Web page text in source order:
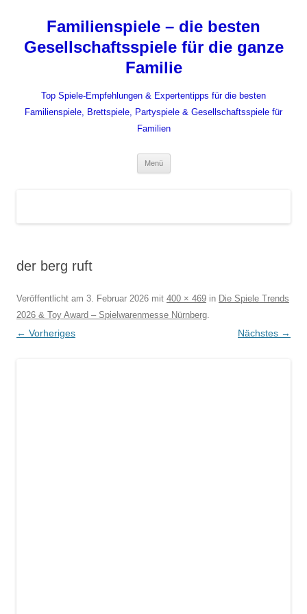
springenFamilienspiele – die besten
Gesellschaftsspiele für die ganze
Familie
Top Spiele-Empfehlungen & Expertentipps für die besten
Familienspiele, Brettspiele, Partyspiele & Gesellschaftsspiele für
Familien
Menü
der berg ruft
Veröffentlicht am 3. Februar 2026 mit 400 × 469 in Die Spiele Trends
2026 & Toy Award – Spielwarenmesse Nürnberg.
← Vorheriges Nächstes →